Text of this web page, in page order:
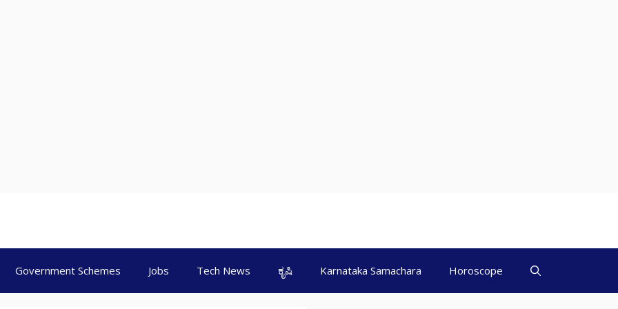
Government Schemes Jobs Tech News ಕೃಷಿ Karnataka Samachara Horoscope